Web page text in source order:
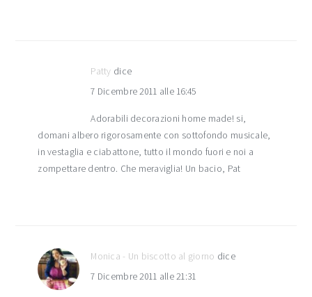
Patty dice
7 Dicembre 2011 alle 16:45
Adorabili decorazioni home made! si,
domani albero rigorosamente con sottofondo musicale,
in vestaglia e ciabattone, tutto il mondo fuori e noi a
zompettare dentro. Che meraviglia! Un bacio, Pat
Monica - Un biscotto al giorno dice
7 Dicembre 2011 alle 21:31